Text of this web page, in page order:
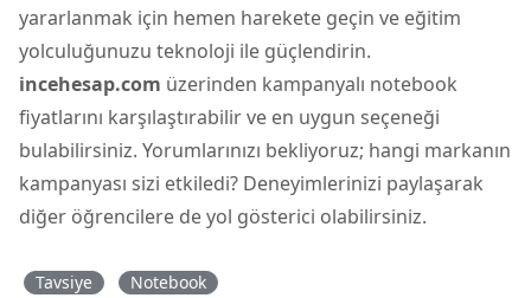
yararlanmak için hemen harekete geçin ve eğitim
yolculuğunuzu teknoloji ile güçlendirin.
incehesap.com üzerinden kampanyalı notebook
fiyatlarını karşılaştırabilir ve en uygun seçeneği
bulabilirsiniz. Yorumlarınızı bekliyoruz; hangi markanın
kampanyası sizi etkiledi? Deneyimlerinizi paylaşarak
diğer öğrencilere de yol gösterici olabilirsiniz.
Tavsiye Notebook